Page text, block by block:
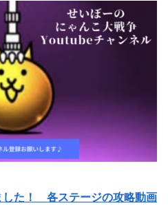
た！ 各ステージの攻略動画